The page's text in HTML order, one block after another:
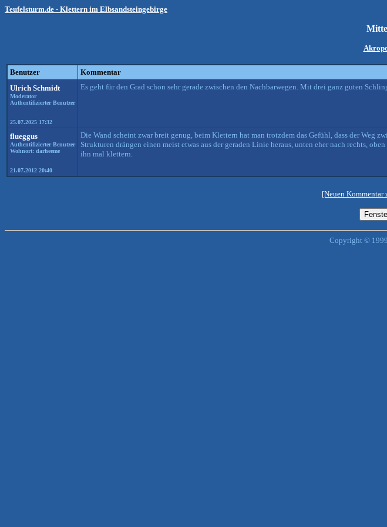
Teufelsturm.de - Klettern im Elbsandsteingebirge
Benutzer Kommentar
Ulrich Schmidt
Moderator
Authentifizierter Benutzer
25.07.2025 17:32
Es geht für den Grad schon sehr gerade zwischen den Nachbarwegen. Mit drei ganz guten
flueggus
Authentifizierter Benutzer
Wohnort: darheeme
21.07.2012 20:40
Die Wand scheint zwar breit genug, beim Klettern hat man trotzdem das Gefühl, dass der Weg
Strukturen drängen einen meist etwas aus der geraden Linie heraus, unten eher nach rechts,
ihn mal klettern.
[Neuen Kommentar
Copyright ©